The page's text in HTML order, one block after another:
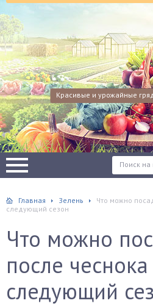
Красивые и урожайные
Главная Зелень
Что можно
следующий сезон
Что можно
после
следующий